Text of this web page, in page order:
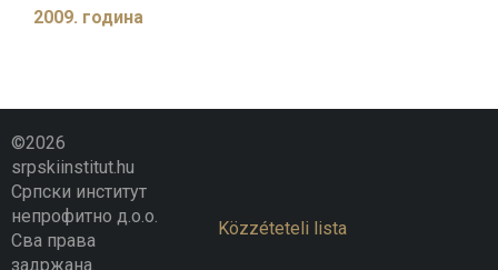
2009. година
©2026
srpskiinstitut.hu
Српски институт
непрофитно д.о.о.
Сва права
задржана.
Közzéteteli lista